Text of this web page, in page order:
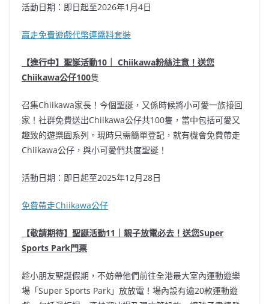
活動日期：即日起至2026年1月4日
贏走免費遊戲代幣連醬料套裝
【進行中】聖誕活動10｜ Chiikawa粉絲注意！送您
Chiikawa公仔100隻
召集Chiikawa家長！今個聖誕，又係時候將小可愛一族接回
家！社群免費送出Chiikawa公仔共100隻，當中包括可愛又
趣致的遊樂園系列。現時只需簡單登記，就有機會免費帶走
Chiikawa公仔，與小可愛們共度聖誕！
活動日期：即日起至2025年12月28日
免費帶走Chiikawa公仔
【敬請期待】聖誕活動11｜親子放電必去！送您Super
Sports Park門票
趁小朋友聖誕假期，不妨帶他們前往全港最大室內運動遊樂
場「Super Sports Park」放放電！場內設有逾20款運動遊